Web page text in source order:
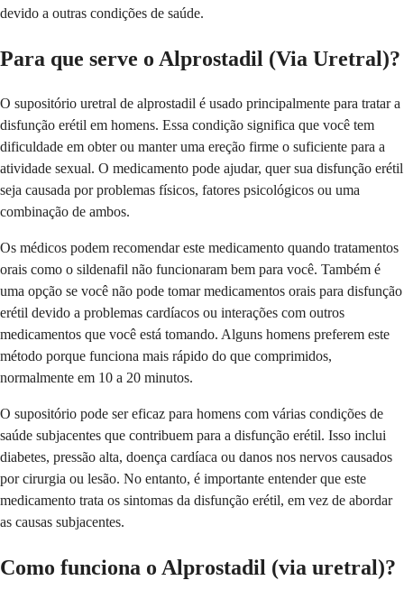
devido a outras condições de saúde.
Para que serve o Alprostadil (Via Uretral)?
O supositório uretral de alprostadil é usado principalmente para tratar a
disfunção erétil em homens. Essa condição significa que você tem
dificuldade em obter ou manter uma ereção firme o suficiente para a
atividade sexual. O medicamento pode ajudar, quer sua disfunção erétil
seja causada por problemas físicos, fatores psicológicos ou uma
combinação de ambos.
Os médicos podem recomendar este medicamento quando tratamentos
orais como o sildenafil não funcionaram bem para você. Também é
uma opção se você não pode tomar medicamentos orais para disfunção
erétil devido a problemas cardíacos ou interações com outros
medicamentos que você está tomando. Alguns homens preferem este
método porque funciona mais rápido do que comprimidos,
normalmente em 10 a 20 minutos.
O supositório pode ser eficaz para homens com várias condições de
saúde subjacentes que contribuem para a disfunção erétil. Isso inclui
diabetes, pressão alta, doença cardíaca ou danos nos nervos causados
por cirurgia ou lesão. No entanto, é importante entender que este
medicamento trata os sintomas da disfunção erétil, em vez de abordar
as causas subjacentes.
Como funciona o Alprostadil (via uretral)?